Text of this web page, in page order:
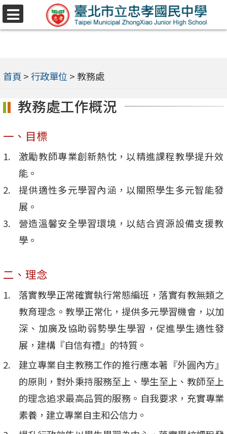
跳
至
內
選
首頁 > 行政單位 >教務處
教務處工作概況
一、目標
激勵教師專業創新熱忱，以精進課程教學提升效
能。
提供適性多元學習內涵，以關照學生多元智能發
展。
營造溫馨安全學習環境，以結合資源設備支援教
學。
二、理念
落實教學正常確實執行常態編班，落實有教無類之
教育理念。教學正常化，提供多元學習機會，以加
深、加廣及協助弱勢學生學習，促進學生適性發
展，建構『自信有禮』的特質。
建立專業自主教務工作的推行應本著『外圓內方』
的原則，對外秉持服務至上、學生至上、教師至上
的理念追求最高品質的服務。自我要求，充實專業
素養，建立專業自主和公信力。